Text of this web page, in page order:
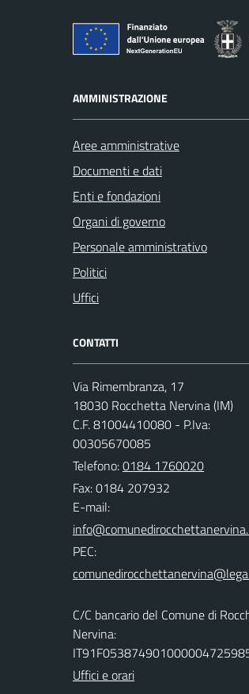
AMMINISTRAZIONE
Aree amministrative
Documenti e dati
Enti e fondazioni
Organi di governo
Personale amministrativo
Politici
Uffici
CONTATTI
Via Rimembranza, 17
18030 Rocchetta Nervina (IM)
C.F. 81004410080 - P.Iva:
00305670085
Telefono:0184 1760020
Fax: 0184 207932
E-mail:
PEC:
C/C bancario del Comune di
Nervina:
Uffici e orari